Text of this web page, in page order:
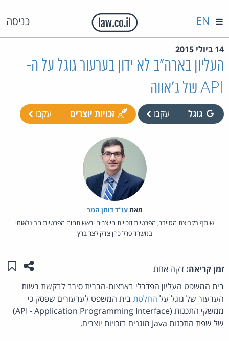
כניסה EN
14 ביולי 2015
העליון בארה"ב לא ידון בערעור גוגל על ה-
API של ג'אווה
גוגל עקבו זכויות יוצרים עקבו
מאת‏עו"ד דותן המר
שותף בקבוצת הסייבר, הפרטיות וזכויות היוצרים וראש תחום הפרטיות הבינלאומי
במשרד פרל כהן צדק לצר ברץ
זמן קריאה: דקה אחת שתפו
בית המשפט העליון הפדרלי בארצות-הברית סירב לבקשת רשות
הערעור של גוגל על החלטתבית המשפט לערעורים שפסק כי
ממשקי התכנות (API - Application Programming Interface)
של שפת התכנות Java מוגנים בזכויות יוצרים.